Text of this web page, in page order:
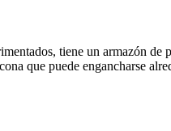
tiene un armazón
que puede engancharse